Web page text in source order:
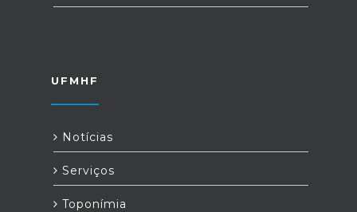
UFMHF
Notícias
Serviços
Toponímia